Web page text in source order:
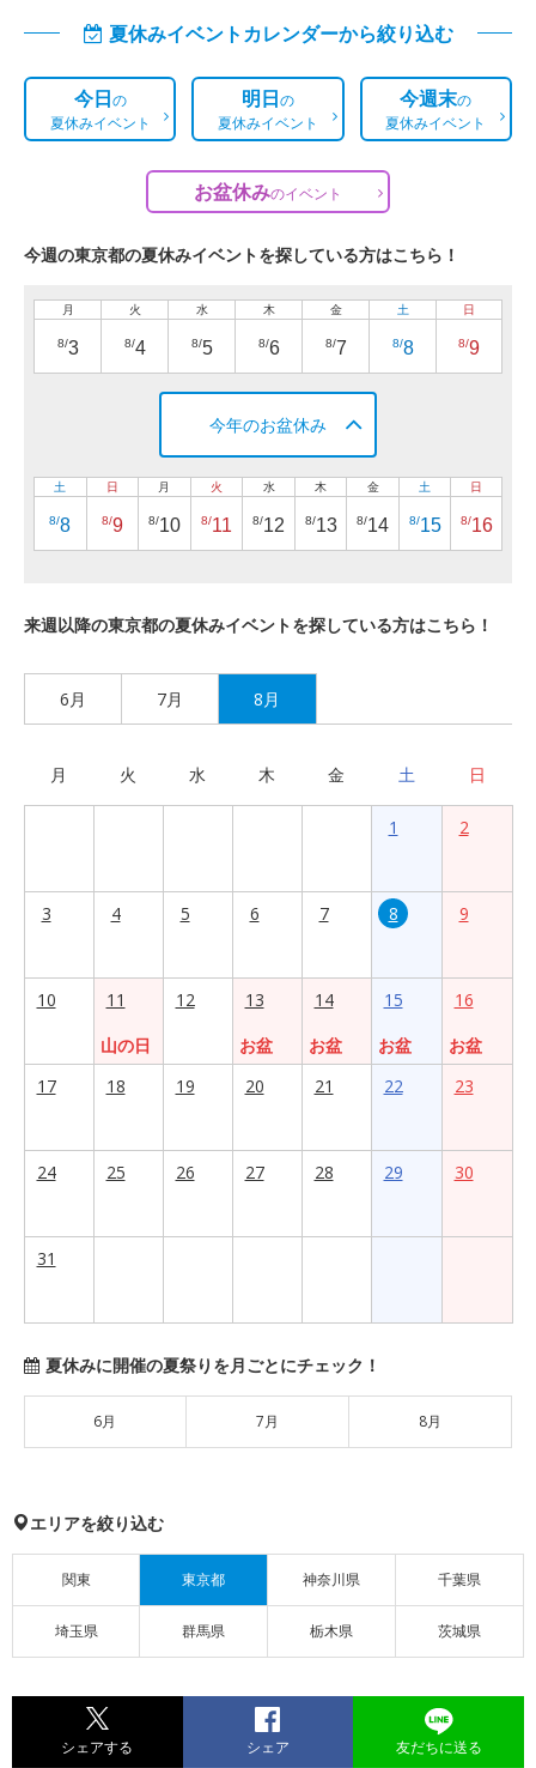
夏休みイベントカレンダーから絞り込む
今日の
夏休みイベント
明日の
夏休みイベント
今週末の
夏休みイベント
お盆休みのイベント
今週の東京都の夏休みイベントを探している方はこちら！
月
8/3
火
8/4
水
8/5
木
8/6
金
8/7
土
8/8
日
8/9
今年のお盆休み
土
8/8
日
8/9
月
8/10
火
8/11
水
8/12
木
8/13
金
8/14
土
8/15
日
8/16
来週以降の東京都の夏休みイベントを探している方はこちら！
6月 7月 8月
月 火 水 木 金 土 日
1 2
3 4 5 6 7 8 9
10
11
山の日
12
13
お盆
14
お盆
15
お盆
16
お盆
17
18 19 20 21 22 23
24 25 26 27 28 29 30
31
夏休みに開催の夏祭りを月ごとにチェック！
6月 7月 8月
エリアを絞り込む
関東 東京都 神奈川県 千葉県
埼玉県 群馬県 栃木県 茨城県
シェアする シェア 友だちに送る